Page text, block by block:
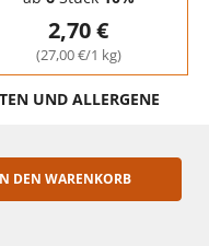
2,70 €
(27,00 €/1 kg)
UND ALLERGENE
DEN WARENKORB